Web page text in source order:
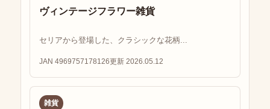
ヴィンテージフラワー雑貨
セリアから登場した、クラシックな花柄...
JAN 4969757178126更新 2026.05.12
雑貨